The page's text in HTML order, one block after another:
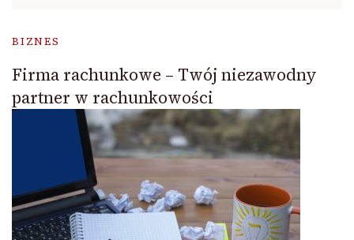
BIZNES
Firma rachunkowe – Twój niezawodny
partner w rachunkowości